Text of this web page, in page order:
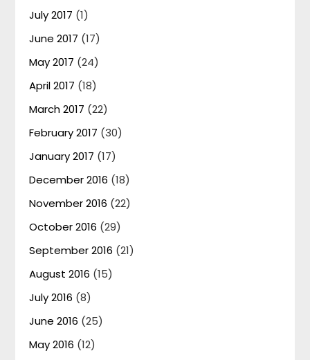
July 2017 (1)
June 2017 (17)
May 2017 (24)
April 2017 (18)
March 2017 (22)
February 2017 (30)
January 2017 (17)
December 2016 (18)
November 2016 (22)
October 2016 (29)
September 2016 (21)
August 2016 (15)
July 2016 (8)
June 2016 (25)
May 2016 (12)